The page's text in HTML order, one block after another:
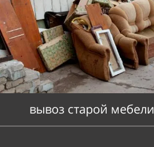
вывоз старой мебели